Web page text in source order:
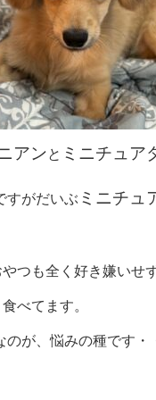
アンと ミニチュア
すがだいぶ ミニチュ
やつも全く好き嫌いせ
べてます。
のが、悩みの種です・